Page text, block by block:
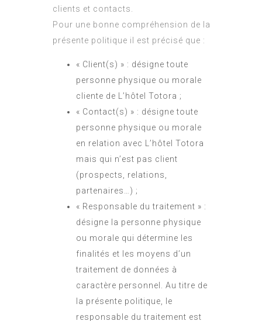
clients et contacts.
Pour une bonne compréhension de la
présente politique il est précisé que :
« Client(s) » : désigne toute
personne physique ou morale
cliente de L’hôtel Totora ;
« Contact(s) » : désigne toute
personne physique ou morale
en relation avec L’hôtel Totora
mais qui n’est pas client
(prospects, relations,
partenaires…) ;
« Responsable du traitement » :
désigne la personne physique
ou morale qui détermine les
finalités et les moyens d’un
traitement de données à
caractère personnel. Au titre de
la présente politique, le
responsable du traitement est